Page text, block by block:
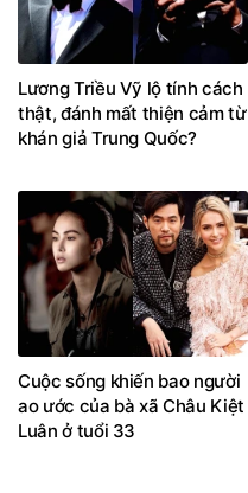
Lương Triều Vỹ lộ tính cách
thật, đánh mất thiện cảm từ
khán giả Trung Quốc?
Cuộc sống khiến bao người
ao ước của bà xã Châu Kiệt
Luân ở tuổi 33